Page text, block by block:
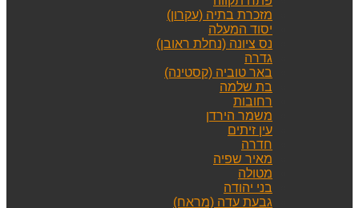
מזכרת בתיה (עקרון)
יסוד המעלה
נס ציונה (נחלת ראובן)
גדרה
באר טוביה (קסטינה)
בת שלמה
רחובות
משמר הירדן
עין זיתים
חדרה
מאיר שפיה
מטולה
בני יהודה
גבעת עדה (מראח)